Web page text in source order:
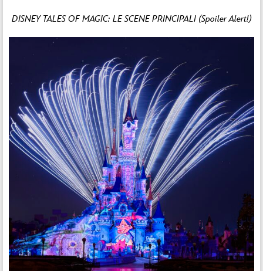
DISNEY TALES OF MAGIC: LE SCENE PRINCIPALI (Spoiler Alert!)